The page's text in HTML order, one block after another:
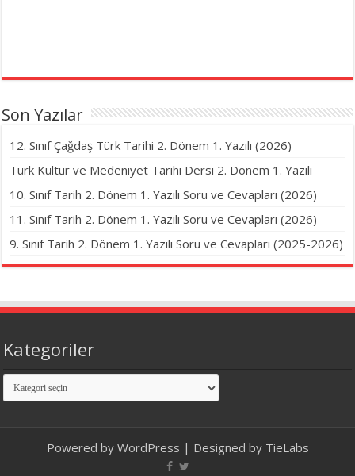
Son Yazılar
12. Sınıf Çağdaş Türk Tarihi 2. Dönem 1. Yazılı (2026)
Türk Kültür ve Medeniyet Tarihi Dersi 2. Dönem 1. Yazılı
10. Sınıf Tarih 2. Dönem 1. Yazılı Soru ve Cevapları (2026)
11. Sınıf Tarih 2. Dönem 1. Yazılı Soru ve Cevapları (2026)
9. Sınıf Tarih 2. Dönem 1. Yazılı Soru ve Cevapları (2025-2026)
Kategoriler
Kategoriler
Powered by WordPress | Designed by TieLabs